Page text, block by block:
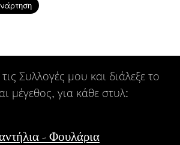
Συλλογές μου και διάλεξε το
μέγεθος, για κάθε στυλ:
- Φουλάρια